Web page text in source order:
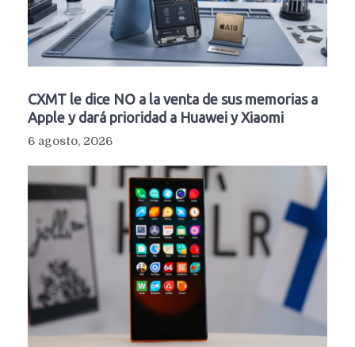
CXMT le dice NO a la venta de sus memorias a
Apple y dará prioridad a Huawei y Xiaomi
6 agosto, 2026